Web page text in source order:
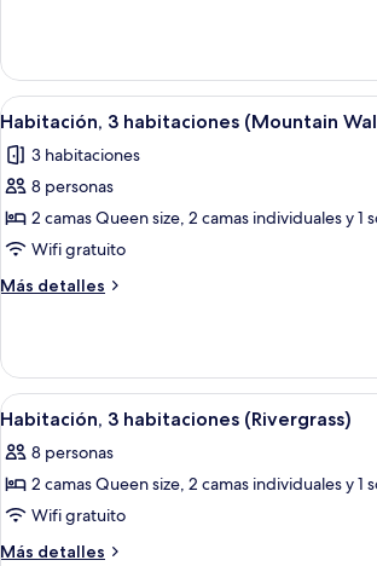
(Rivergrass
Two
Bedroom)
varias
camas
(Rivergrass
Bedroom)
Abrir
todas
las
fotos
de
Habitación,
3
habitaciones
Walk)
Una sala de
5
Habitación, 3 habitaciones (Mountain
3 habitaciones
8 personas
2 camas Queen size, 2 camas individuales y 1
Wifi gratuito
Más detalles
Más
3
habitaciones
(Mountain
Abrir
todas
las
fotos
de
Habitación,
Un
4
Habitación, 3 habitaciones (Rivergrass)
8 personas
2 camas Queen size, 2 camas individuales y 1
Wifi gratuito
Más detalles
Más